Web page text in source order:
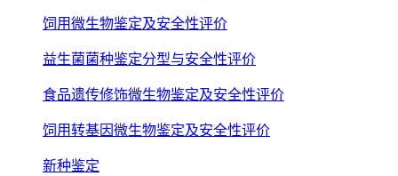
饲用微生物鉴定及安全性评价
益生菌菌种鉴定分型与安全性评价
食品遗传修饰微生物鉴定及安全性评价
饲用转基因微生物鉴定及安全性评价
新种鉴定